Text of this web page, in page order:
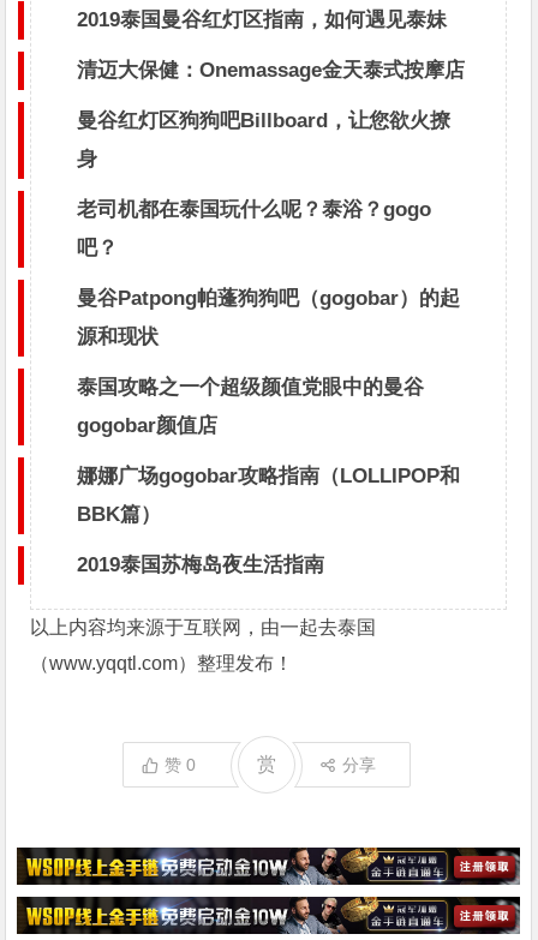
2019泰国曼谷红灯区指南，如何遇见泰妹
清迈大保健：Onemassage金天泰式按摩店
曼谷红灯区狗狗吧Billboard，让您欲火撩
身
老司机都在泰国玩什么呢？泰浴？gogo
吧？
曼谷Patpong帕蓬狗狗吧（gogobar）的起
源和现状
泰国攻略之一个超级颜值党眼中的曼谷
gogobar颜值店
娜娜广场gogobar攻略指南（LOLLIPOP和
BBK篇）
2019泰国苏梅岛夜生活指南
以上内容均来源于互联网，由一起去泰国
（www.yqqtl.com）整理发布！
赞0 赏 分享